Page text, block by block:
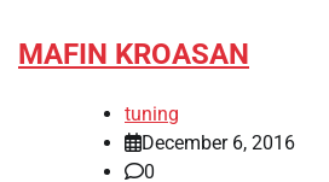
MAFIN KROASAN
tuning
December 6, 2016
0